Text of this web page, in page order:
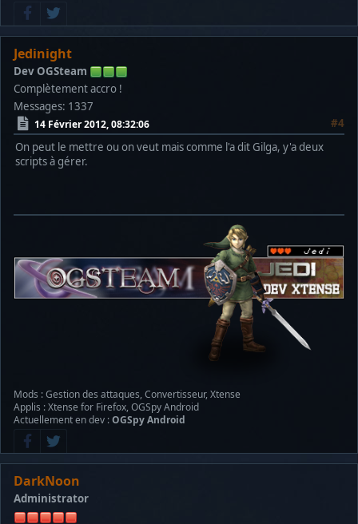
Jedinight
Dev OGSteam
Complètement accro !
Messages: 1337
14 Février 2012, 08:32:06
#4
On peut le mettre ou on veut mais comme l'a dit Gilga, y'a deux
scripts à gérer.
Mods : Gestion des attaques, Convertisseur, Xtense
Applis : Xtense for Firefox, OGSpy Android
Actuellement en dev :OGSpy Android
DarkNoon
Administrator